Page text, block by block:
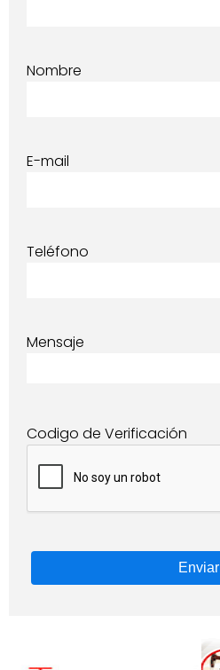
Nombre
E-mail
Teléfono
Mensaje
Codigo de Verificación
Enviar